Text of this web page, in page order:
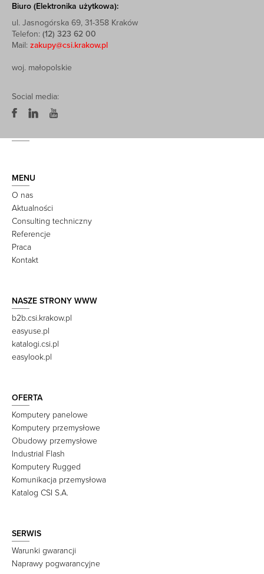
Biuro (Elektronika użytkowa):
ul. Jasnogórska 69, 31-358 Kraków
Telefon: (12) 323 62 00
Mail: zakupy@csi.krakow.pl
woj. małopolskie
Social media:
MENU
O nas
Aktualności
Consulting techniczny
Referencje
Praca
Kontakt
NASZE STRONY WWW
b2b.csi.krakow.pl
easyuse.pl
katalogi.csi.pl
easylook.pl
OFERTA
Komputery panelowe
Komputery przemysłowe
Obudowy przemysłowe
Industrial Flash
Komputery Rugged
Komunikacja przemysłowa
Katalog CSI S.A.
SERWIS
Warunki gwarancji
Naprawy pogwarancyjne